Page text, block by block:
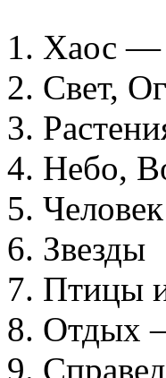
1. Хаос —
2. Свет,
3.
4. Небо,
5.
6. Звезды
7. Птицы
8. Отдых
9.